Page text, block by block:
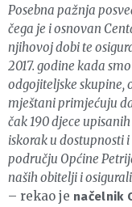
Posebna pažnja
čega je i osnovan
njihovoj dobi te
2017. godine kada
odgojiteljske skupine,
mještani primjećuju
čak 190 djece
iskorak u dostupnosti
području Općine
naših obitelji i
– rekao je načelnik